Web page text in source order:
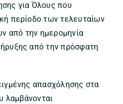
για Όλους που
περίοδο των τελευταίων
από την ημερομηνία
από την πρόσφατη
απασχόλησης στα
λαμβάνονται